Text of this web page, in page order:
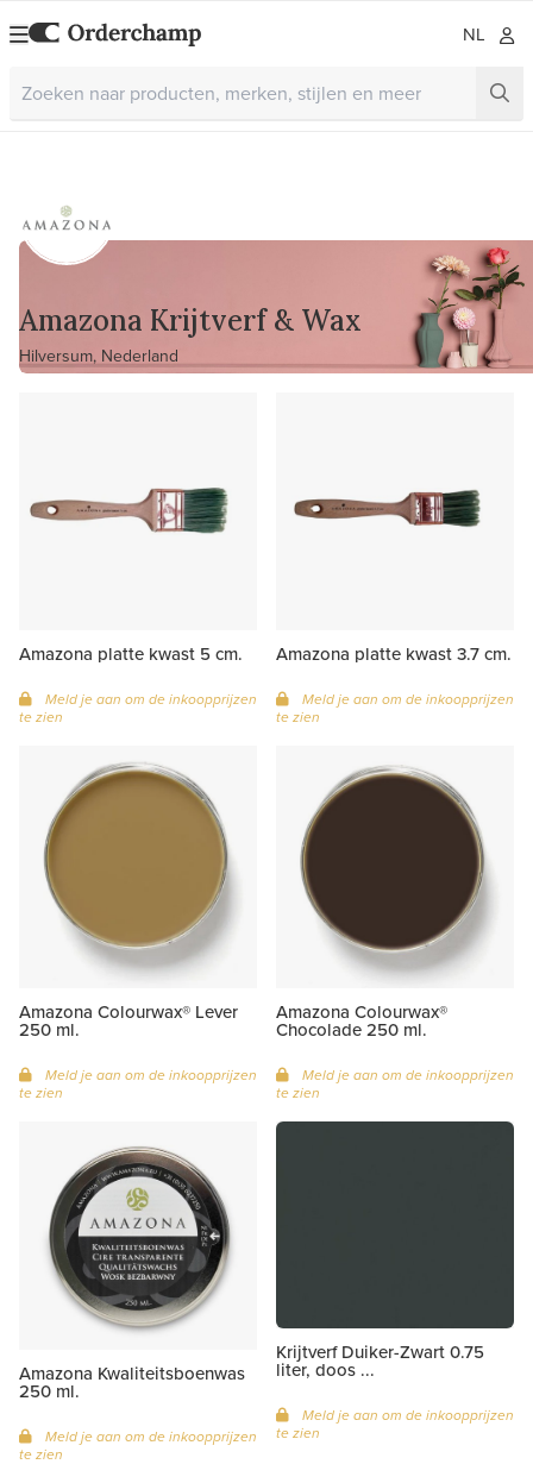
NL
Amazona Krijtverf & Wax
Hilversum, Nederland
Amazona platte kwast 5 cm.
Meld je aan om de inkoopprijzen
te zien
Amazona platte kwast 3.7 cm.
Meld je aan om de inkoopprijzen
te zien
Amazona Colourwax® Lever
250 ml.
Meld je aan om de inkoopprijzen
te zien
Amazona Colourwax®
Chocolade 250 ml.
Meld je aan om de inkoopprijzen
te zien
Amazona Kwaliteitsboenwas
250 ml.
Meld je aan om de inkoopprijzen
te zien
Krijtverf Duiker-Zwart 0.75
liter, doos ...
Meld je aan om de inkoopprijzen
te zien